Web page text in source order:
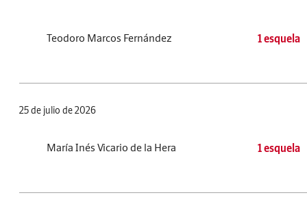
Teodoro Marcos Fernández 1 esquela
25 de julio de 2026
María Inés Vicario de la Hera 1 esquela